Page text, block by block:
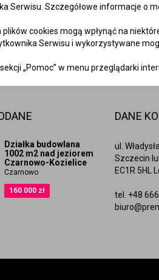
Szczegółowe informacje o
cookies mogą wpłynąć na
Serwisu i wykorzystywane
„Pomoc” w menu przeglądarki
Działka budowlana
1002 m2 nad jeziorem
Czarnowo-Kozielice
Czarnowo
160 000 zł
DANE
ul.
Szczecin
EC1R 5HL
tel. +48